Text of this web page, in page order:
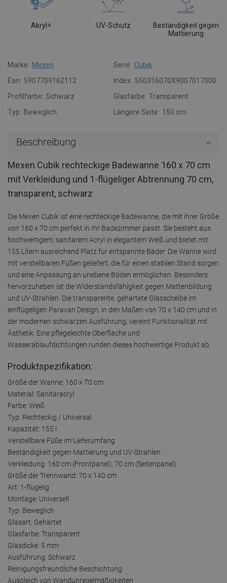
Akryl+ UV-Schutz
Beständigkeit gegen
Mattierung
Marke: Mexen Serie: Cubik
Ean: 5907709162112 Index: 550316070X9007017000
Profilfarbe: Schwarz Glasfarbe: Transparent
Typ: Beweglich Längere Seite: 150 cm
Beschreibung
Mexen Cubik rechteckige Badewanne 160 x 70 cm
mit Verkleidung und 1-flügeliger Abtrennung 70 cm,
transparent, schwarz
Die Mexen Cubik ist eine rechteckige Badewanne, die mit ihrer Größe
von 160 x 70 cm perfekt in Ihr Badezimmer passt. Sie besteht aus
hochwertigem, sanitärem Acryl in elegantem Weiß und bietet mit
155 Litern ausreichend Platz für entspannte Bäder. Die Wanne wird
mit verstellbaren Füßen geliefert, die für einen stabilen Stand sorgen
und eine Anpassung an unebene Böden ermöglichen. Besonders
hervorzuheben ist die Widerstandsfähigkeit gegen Mattenbildung
und UV-Strahlen. Die transparente, gehärtete Glasscheibe im
einflügeligen Paravan Design, in den Maßen von 70 x 140 cm und in
der modernen schwarzen Ausführung, vereint Funktionalität mit
Ästhetik. Eine pflegeleichte Oberfläche und
Wasserablaufdichtungen runden dieses hochwertige Produkt ab.
Produktspezifikation:
Größe der Wanne: 160 x 70 cm
Material: Sanitäracryl
Farbe: Weiß
Typ: Rechteckig / Universal
Kapazität: 155 l
Verstellbare Füße im Lieferumfang
Beständigkeit gegen Mattierung und UV-Strahlen
Verkleidung: 160 cm (Frontpanel), 70 cm (Seitenpanel)
Größe der Trennwand: 70 x 140 cm
Art: 1-flügelig
Montage: Universell
Typ: Beweglich
Glasart: Gehärtet
Glasfarbe: Transparent
Glasdicke: 5 mm
Ausführung: Schwarz
Reinigungsfreundliche Beschichtung
Ausgleich von Wandunregelmäßigkeiten